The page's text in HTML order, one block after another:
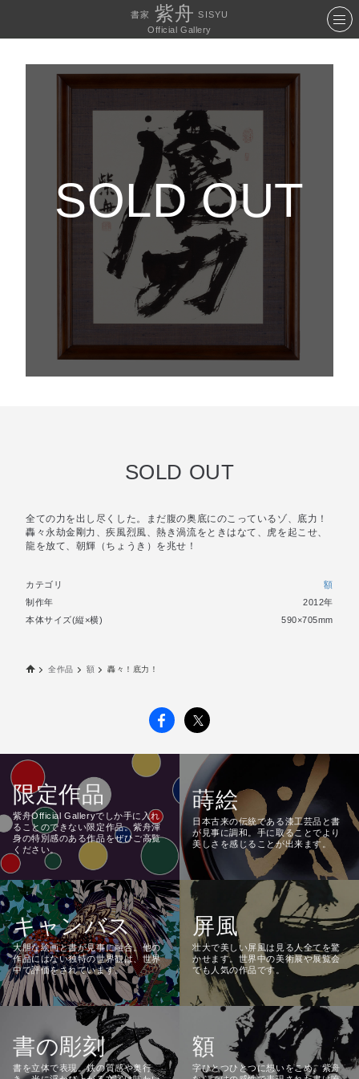
SOLD OUT
全ての力を出し尽くした。まだ腹の奥底にのこっているゾ、底力！
轟々永劫金剛力、疾風烈風、熱き渦流をときはなて、虎を起こせ、
龍を放て、朝輝（ちょうき）を兆せ！
カテゴリ
額
制作年
2012年
本体サイズ(縦×横)
590×705mm
全作品 額 轟々！底力！
限定作品
紫舟Official Galleryでしか手に入れ
ることのできない限定作品。紫舟渾
身の特別感のある作品をぜひご高覧
ください。
蒔絵
日本古来の伝統である漆工芸品と書
が見事に調和。手に取ることでより
美しさを感じることが出来ます。
キャンバス
大胆な絵画と書が見事に融合。他の
作品にはない独特の世界観は、世界
中で評価をされています。
屏風
壮大で美しい屏風は見る人全てを驚
かせます。世界中の美術展や展覧会
でも人気の作品です。
書の彫刻
書を立体で表現。鉄の質感や奥行
額
字ひとつひとつに想いをこめ、紫舟
書家 紫舟 SISYU
Official Gallery